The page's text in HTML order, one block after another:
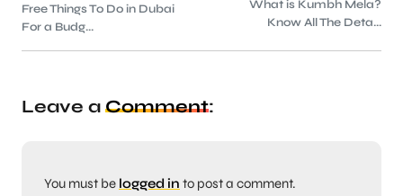
Free Things To Do in Dubai
For a Budg...
What is Kumbh Mela?
Know All The Deta...
Leave a Comment:
You must be logged in to post a comment.